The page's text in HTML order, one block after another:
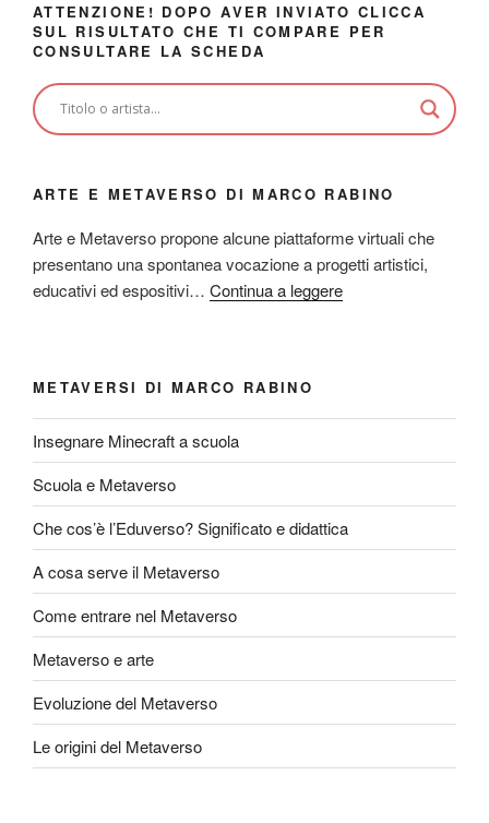
ATTENZIONE! DOPO AVER INVIATO CLICCA
SUL RISULTATO CHE TI COMPARE PER
CONSULTARE LA SCHEDA
ARTE E METAVERSO DI MARCO RABINO
Arte e Metaverso propone alcune piattaforme virtuali che
presentano una spontanea vocazione a progetti artistici,
educativi ed espositivi… Continua a leggere
METAVERSI DI MARCO RABINO
Insegnare Minecraft a scuola
Scuola e Metaverso
Che cos’è l’Eduverso? Significato e didattica
A cosa serve il Metaverso
Come entrare nel Metaverso
Metaverso e arte
Evoluzione del Metaverso
Le origini del Metaverso